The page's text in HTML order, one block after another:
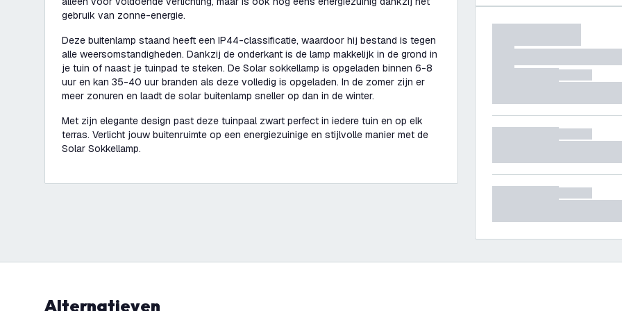
gebruik van zonne-energie.
Deze buitenlamp staand heeft een IP44-classificatie, waardoor hij bestand is tegen
alle weersomstandigheden. Dankzij de onderkant is de lamp makkelijk in de grond in
je tuin of naast je tuinpad te steken. De Solar sokkellamp is opgeladen binnen 6-8
uur en kan 35-40 uur branden als deze volledig is opgeladen. In de zomer zijn er
meer zonuren en laadt de solar buitenlamp sneller op dan in de winter.
Met zijn elegante design past deze tuinpaal zwart perfect in iedere tuin en op elk
terras. Verlicht jouw buitenruimte op een energiezuinige en stijlvolle manier met de
Solar Sokkellamp.
Alternatieven